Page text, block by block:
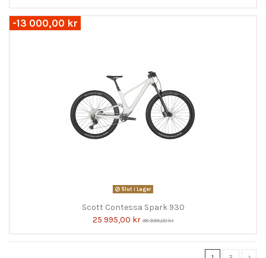
-13 000,00 kr
Slut i Lager
Scott Contessa Spark 930
25 995,00 kr38 995,00 kr